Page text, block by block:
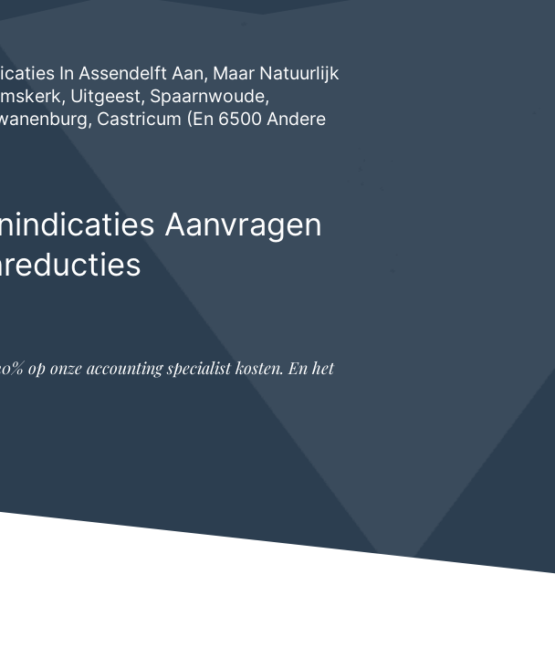
In Assendelft Aan, Maar Natuurlijk
, Uitgeest, Spaarnwoude,
, Castricum (en 6500 Andere
Aanvragen
op onze accounting specialistkosten. En het